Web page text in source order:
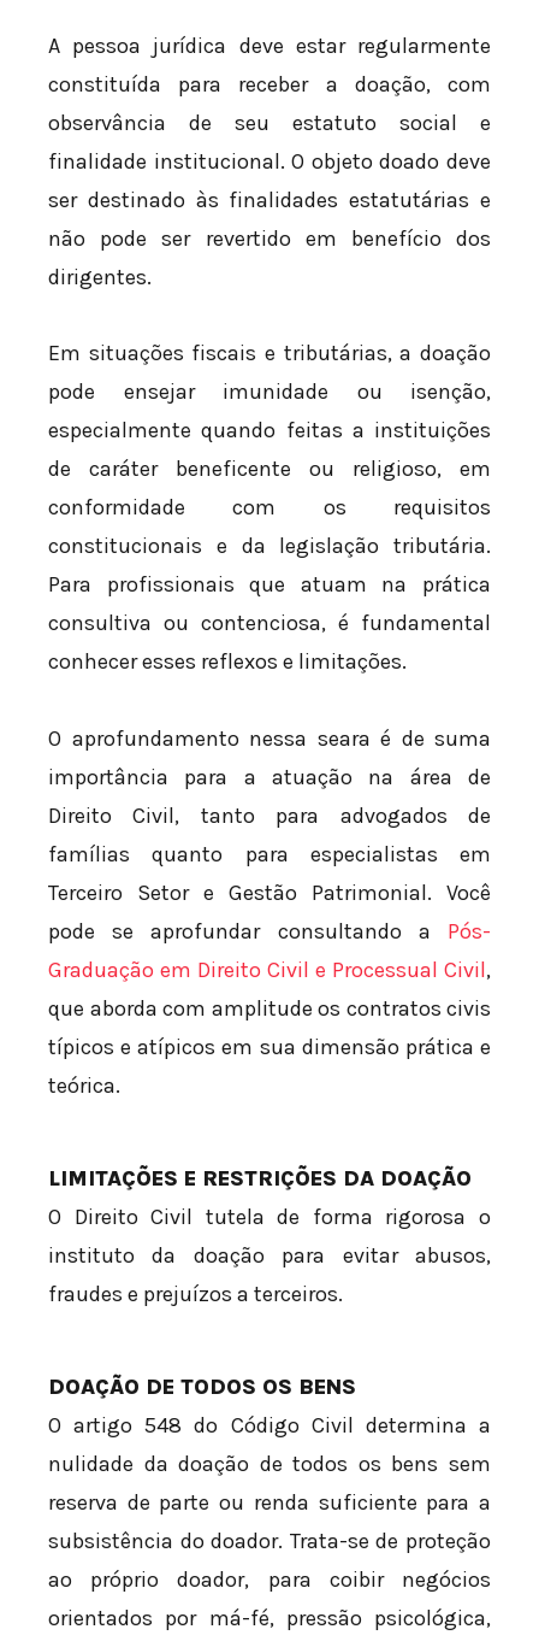
A pessoa jurídica deve estar regularmente
constituída para receber a doação, com
observância de seu estatuto social e
finalidade institucional. O objeto doado deve
ser destinado às finalidades estatutárias e
não pode ser revertido em benefício dos
dirigentes.
Em situações fiscais e tributárias, a doação
pode ensejar imunidade ou isenção,
especialmente quando feitas a instituições
de caráter beneficente ou religioso, em
conformidade com os requisitos
constitucionais e da legislação tributária.
Para profissionais que atuam na prática
consultiva ou contenciosa, é fundamental
conhecer esses reflexos e limitações.
O aprofundamento nessa seara é de suma
importância para a atuação na área de
Direito Civil, tanto para advogados de
famílias quanto para especialistas em
Terceiro Setor e Gestão Patrimonial. Você
pode se aprofundar consultando a Pós-
Graduação em Direito Civil e Processual Civil,
que aborda com amplitude os contratos civis
típicos e atípicos em sua dimensão prática e
teórica.
LIMITAÇÕES E RESTRIÇÕES DA DOAÇÃO
O Direito Civil tutela de forma rigorosa o
instituto da doação para evitar abusos,
fraudes e prejuízos a terceiros.
DOAÇÃO DE TODOS OS BENS
O artigo 548 do Código Civil determina a
nulidade da doação de todos os bens sem
reserva de parte ou renda suficiente para a
subsistência do doador. Trata-se de proteção
ao próprio doador, para coibir negócios
orientados por má-fé, pressão psicológica,